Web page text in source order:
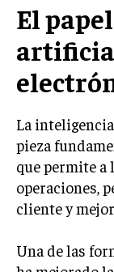
MARKETING
GESTIÓN
El
La
pieza
que permite a
operaciones,
cliente y
Una de las